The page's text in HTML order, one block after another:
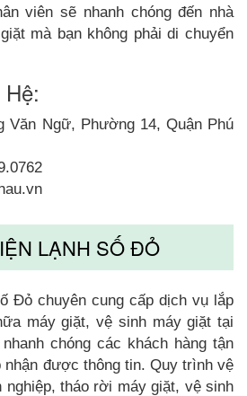
viên sẽ nhanh chóng đến nhà
mà bạn không phải di chuyển
Văn Ngữ, Phường 14, Quận Phú
LẠNH SỐ ĐỎ
Đỏ chuyên cung cấp dịch vụ lắp
máy giặt, vệ sinh máy giặt tại
chóng các khách hàng tận
nhận được thông tin. Quy trình vệ
nghiệp, tháo rời máy giặt, vệ sinh